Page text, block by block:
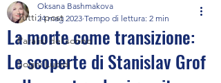
Tutti i post
Paralisi del sonno
Sogni Lucidi
La morte come transizione:
Le scoperte di Stanislav Grof
Oksana Bashmakova
24 mag 2023 Tempo di lettura: 2 min